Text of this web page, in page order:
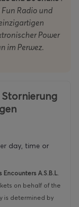
Fun Radio und
Power
im Perwez.
day, time or
A.S.B.L.
on behalf of the
is determined by